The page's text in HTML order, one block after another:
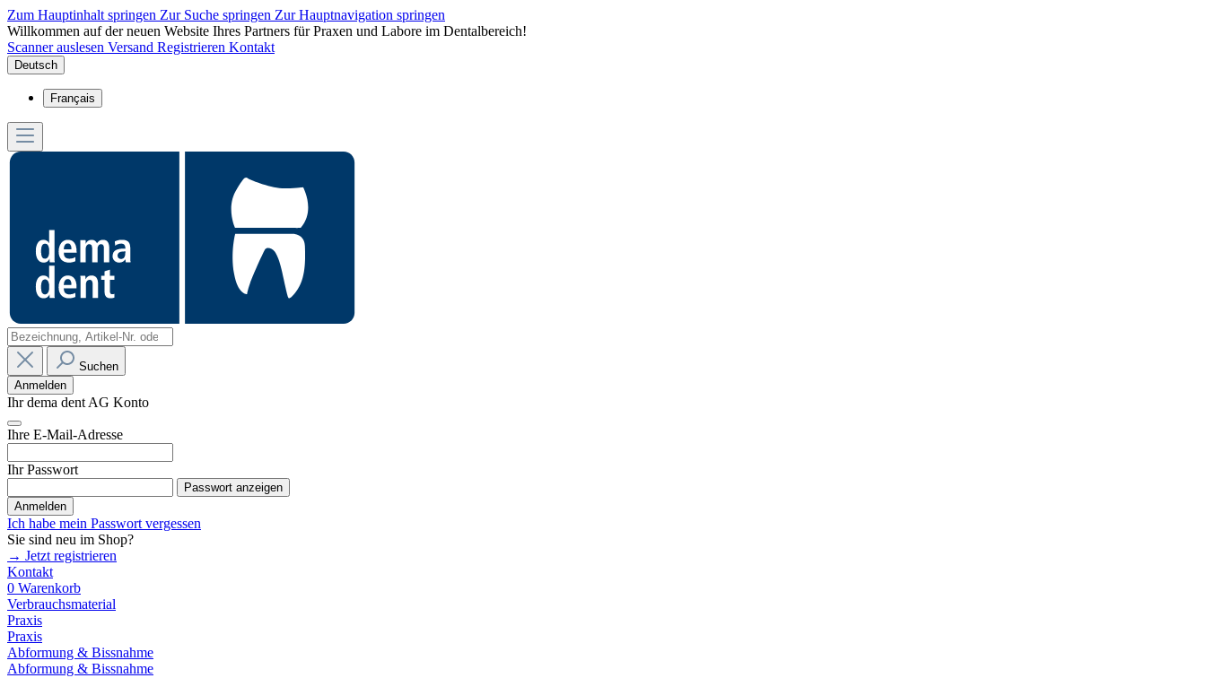
Zum Hauptinhalt springen Zur Suche springen Zur Hauptnavigation springen
Willkommen auf der neuen Website Ihres Partners für Praxen und Labore im Dentalbereich!
Scanner auslesen Versand Registrieren Kontakt
Deutsch
Français
Suchen
Anmelden
Ihr dema dent AG Konto
Ihre E-Mail-Adresse
Ihr Passwort
Passwort anzeigen
Anmelden
Ich habe mein Passwort vergessen
Sie sind neu im Shop?
→ Jetzt registrieren
Kontakt
0 Warenkorb
Verbrauchsmaterial
Praxis
Praxis
Abformung & Bissnahme
Abformung & Bissnahme